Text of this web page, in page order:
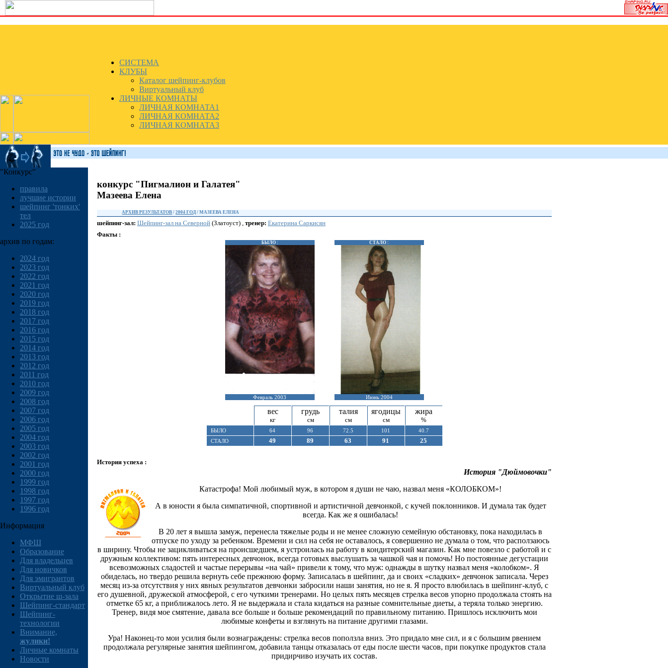
СИСТЕМА
КЛУБЫ
Каталог шейпинг-клубов
Виртуальный клуб
ЛИЧНЫЕ КОМНАТЫ
ЛИЧНАЯ КОМНАТА1
ЛИЧНАЯ КОМНАТА2
ЛИЧНАЯ КОМНАТА3
"Конкурс"
правила
лучшие истории
шейпинг 'тонких'
тел
2025 год
архив по годам:
2024 год
2023 год
2022 год
2021 год
2020 год
2019 год
2018 год
2017 год
2016 год
2015 год
2014 год
2013 год
2012 год
2011 год
2010 год
2009 год
2008 год
2007 год
2006 год
2005 год
2004 год
2003 год
2002 год
2001 год
2000 год
1999 год
1998 год
1997 год
1996 год
Информация
МФШ
Образование
Для владельцев
Для новичков
Для эмигрантов
Виртуальный клуб
Открытие ш-зала
Шейпинг-стандарт
Шейпинг-
технологии
Внимание,
жулики!
Личные комнаты
Новости
конкурс "Пигмалион и Галатея"
Мазеева Елена
АРХИВ РЕЗУЛЬТАТОВ /2004 ГОД / МАЗЕЕВА ЕЛЕНА
шейпинг-зал: Шейпинг-зал на Северной (Златоуст) , тренер: Екатерина Саркисян
Факты :
БЫЛО :
Февраль 2003
СТАЛО :
Июнь 2004
вес
кг
грудь
см
талия
см
ягодицы
см
жира
%
БЫЛО 64 96 72.5 101
40.7
СТАЛО
49 89 63 91 25
История успеха :
История "Дюймовочки"
Катастрофа! Мой любимый муж, в котором я души не чаю, назвал меня «КОЛОБКОМ»!
А в юности я была симпатичной, спортивной и артистичной девчонкой, с кучей поклонников. И думала так будет
всегда. Как же я ошибалась!
В 20 лет я вышла замуж, перенесла тяжелые роды и не менее сложную семейную обстановку, пока находилась в
отпуске по уходу за ребенком. Времени и сил на себя не оставалось, я совершенно не думала о том, что расползаюсь
в ширину. Чтобы не зацикливаться на происшедшем, я устроилась на работу в кондитерский магазин. Как мне повезло с работой и с
дружным коллективом: пять интересных девчонок, всегда готовых выслушать за чашкой чая и помочь! Но постоянные дегустации
всевозможных сладостей и частые перерывы «на чай» привели к тому, что муж: однажды в шутку назвал меня «колобком». Я
обиделась, но твердо решила вернуть себе прежнюю форму. Записалась в шейпинг, да и своих «сладких» девчонок записала. Через
месяц из-за отсутствия у них явных результатов девчонки забросили наши занятия, но не я. Я просто влюбилась в шейпинг-клуб, с
его душевной, дружеской атмосферой, с его чуткими тренерами. Но целых пять месяцев стрелка весов упорно продолжала стоять на
отметке 65 кг, а приближалось лето. Я не выдержала и стала кидаться на разные сомнительные диеты, а теряла только энергию.
Тренер, видя мое смятение, давала все больше и больше рекомендаций по правильному питанию. Пришлось исключить мои
любимые конфеты и взглянуть на питание другими глазами.
Ура! Наконец-то мои усилия были вознаграждены: стрелка весов поползла вниз. Это придало мне сил, и я с большим рвением
продолжала регулярные занятия шейпингом, добавила танцы отказалась от еды после шести часов, при покупке продуктов стала
придирчиво изучать их состав.